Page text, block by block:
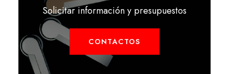
Solicitar información y presupuestos
CONTACTOS